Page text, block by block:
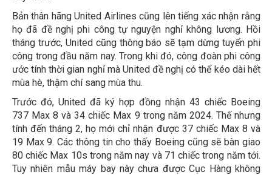
Bản thân hãng United Airlines cũng lên tiếng xác nhận rằng
họ đã đề nghị phi công tự nguyện nghỉ không lương. Hồi
tháng trước, United cũng thông báo sẽ tạm dừng tuyển phi
công trong đầu năm nay. Trong khi đó, công đoàn phi công
ước tính thời gian nghỉ mà United đề nghị có thể kéo dài hết
mùa hè, thậm chí sang mùa thu.
Trước đó, United đã ký hợp đồng nhận 43 chiếc Boeing
737 Max 8 và 34 chiếc Max 9 trong năm 2024. Thế nhưng
tính đến tháng 2, họ mới chỉ nhận được 37 chiếc Max 8 và
19 Max 9. Các thông tin cho thấy Boeing cũng sẽ bàn giao
80 chiếc Max 10s trong năm nay và 71 chiếc trong năm tới.
Tuy nhiên mẫu máy bay này chưa được Cục Hàng không